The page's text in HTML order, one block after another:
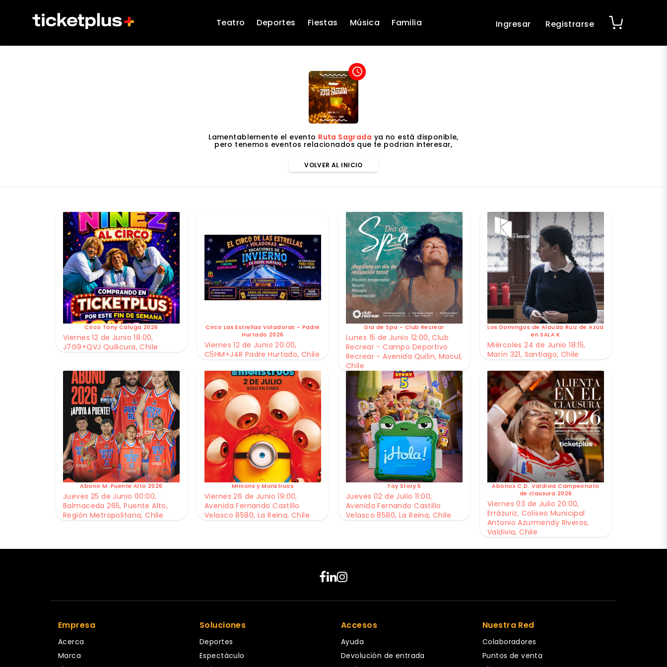
Teatro Deportes Fiestas Música Familia Ingresar Registrarse
access_time
Lamentablemente el evento Ruta Sagrada ya no está disponible,
pero tenemos eventos relacionados que te podrian interesar,
VOLVER AL INICIO
Circo Tony Caluga 2026
Viernes 12 de Junio 18:00,
J7G9+QVJ Quilicura, Chile
Circo Las Estrellas Voladoras - Padre
Hurtado 2026
Viernes 12 de Junio 20:00,
C5HM+J4R Padre Hurtado, Chile
Dia de Spa - Club Recrear
Lunes 15 de Junio 12:00, Club
Recrear - Campo Deportivo
Recrear - Avenida Quilin, Macul,
Chile
Los Domingos de Alauda Ruiz de Azúa
en SALA K
Miércoles 24 de Junio 18:15,
Marín 321, Santiago, Chile
Abono M. Puente Alto 2026
Jueves 25 de Junio 00:00,
Balmaceda 265, Puente Alto,
Región Metropolitana, Chile
Minions y Monstruos
Viernes 26 de Junio 19:00,
Avenida Fernando Castillo
Velasco 8580, La Reina, Chile
Toy Story 5
Jueves 02 de Julio 11:00,
Avenida Fernando Castillo
Velasco 8580, La Reina, Chile
Abonos C.D. Valdivia Campeonato
de clausura 2026
Viernes 03 de Julio 20:00,
Errázuriz, Coliseo Municipal
Antonio Azurmendy Riveros,
Valdivia, Chile
Empresa
Acerca
Marca
Soluciones
Deportes
Espectáculo
Accesos
Ayuda
Devolución de entrada
Nuestra Red
Colaboradores
Puntos de venta